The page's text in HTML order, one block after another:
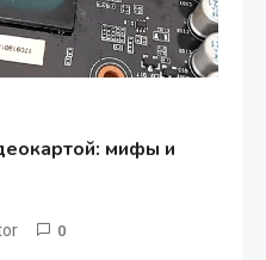
мифы и
0